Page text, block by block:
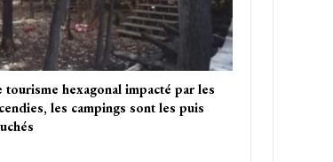
tourisme hexagonal impacté par les
les campings sont les puis